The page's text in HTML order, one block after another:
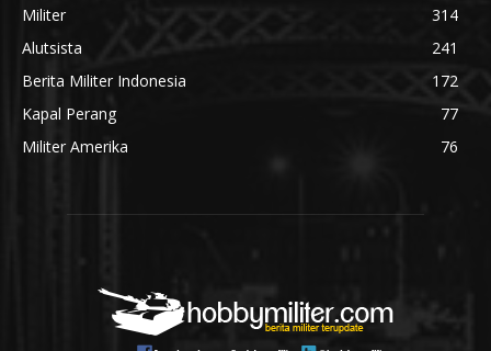
Militer
314
Alutsista
241
Berita Militer Indonesia
172
Kapal Perang
77
Militer Amerika
76